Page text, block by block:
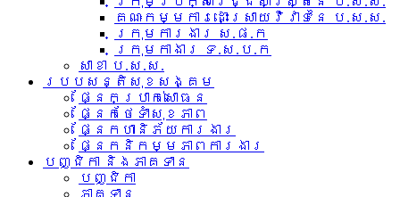
គណៈកម្មការដោះស្រាយវិវាទនៃ ប.ស.ស.
ក្រុមការងារ​ ស.ផ.ក
ក្រុមកាងារ ទ.ស.ប.ក
សាខា ប.ស.ស.
របបសន្តិសុខសង្គម
ផ្នែកប្រាក់សោធន
ផ្នែកថែទាំសុខភាព
ផ្នែកហានិភ័យការងារ
ផ្នែកនិកម្មភាពការងារ
បញ្ជិកា និងភាគទាន
បញ្ជិកា
ភាគទាន